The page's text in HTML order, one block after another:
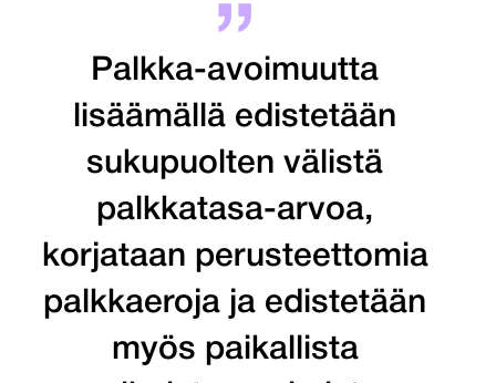
Palkka-avoimuutta
lisäämällä edistetään
sukupuolten välistä
palkkatasa-arvoa,
korjataan perusteettomia
palkkaeroja ja edistetään
myös paikallista